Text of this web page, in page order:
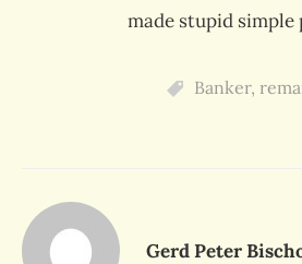
made stupid simple
Banker,
Gerd Peter